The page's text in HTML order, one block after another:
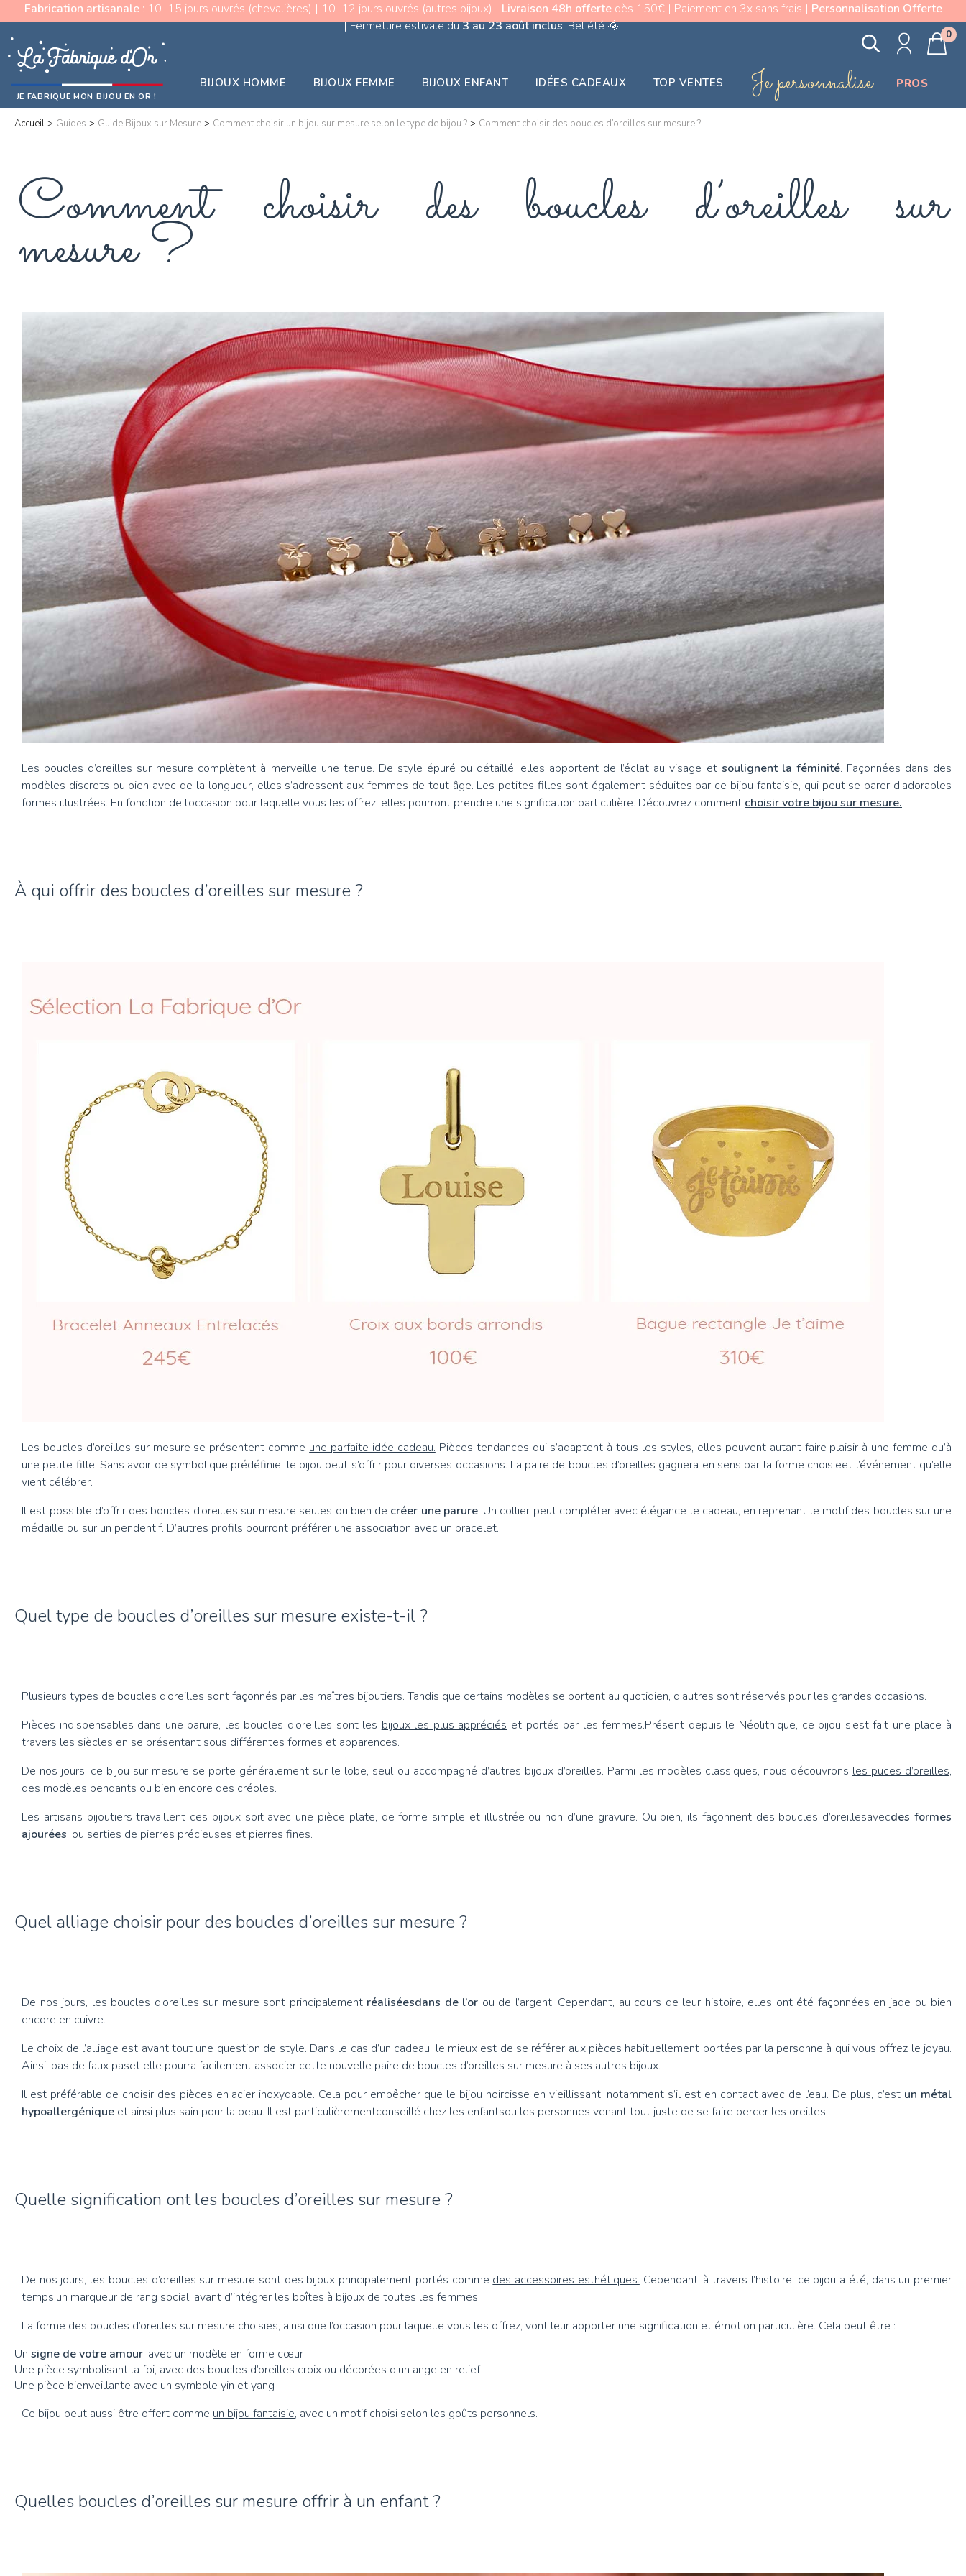
Fabrication artisanale: 10–15 jours ouvrés (chevalières) | 10–12 jours ouvrés (autres bijoux) | Livraison 48h offertedès 150€ | Paiement en 3x sans frais | Personnalisation Offerte
|Fermeture estivale du3 au 23 août inclus. Bel été🌞
JE FABRIQUE MON BIJOU EN OR !
BIJOUX HOMME BIJOUX FEMME BIJOUX ENFANT IDÉES CADEAUX TOP VENTES Je personnalise PROS
0
Accueil > Guides > Guide Bijoux sur Mesure > Comment choisir un bijou sur mesure selon le type de bijou ? > Comment choisir des boucles d’oreilles sur mesure ?
Comment choisir des boucles d’oreilles sur
mesure ?
Les boucles d’oreilles sur mesure complètent à merveille une tenue. De style épuré ou détaillé, elles apportent de l’éclat au visage et soulignent la féminité. Façonnées dans des
modèles discrets ou bien avec de la longueur, elles s’adressent aux femmes de tout âge. Les petites filles sont également séduites par ce bijou fantaisie, qui peut se parer d’adorables
formes illustrées. En fonction de l’occasion pour laquelle vous les offrez, elles pourront prendre une signification particulière. Découvrez comment choisir votre bijou sur mesure.
À qui offrir des boucles d’oreilles sur mesure ?
Les boucles d’oreilles sur mesure se présentent comme une parfaite idée cadeau. Pièces tendances qui s’adaptent à tous les styles, elles peuvent autant faire plaisir à une femme qu’à
une petite fille. Sans avoir de symbolique prédéfinie, le bijou peut s’offrir pour diverses occasions. La paire de boucles d’oreilles gagnera en sens par la forme choisieet l’événement qu’elle
vient célébrer.
Il est possible d’offrir des boucles d’oreilles sur mesure seules ou bien de créer une parure. Un collier peut compléter avec élégance le cadeau, en reprenant le motif des boucles sur une
médaille ou sur un pendentif. D’autres profils pourront préférer une association avec un bracelet.
Quel type de boucles d’oreilles sur mesure existe-t-il ?
Plusieurs types de boucles d’oreilles sont façonnés par les maîtres bijoutiers. Tandis que certains modèles se portent au quotidien, d’autres sont réservés pour les grandes occasions.
Pièces indispensables dans une parure, les boucles d’oreilles sont les bijoux les plus appréciés et portés par les femmes.Présent depuis le Néolithique, ce bijou s’est fait une place à
travers les siècles en se présentant sous différentes formes et apparences.
De nos jours, ce bijou sur mesure se porte généralement sur le lobe, seul ou accompagné d’autres bijoux d’oreilles. Parmi les modèles classiques, nous découvrons les puces d’oreilles,
des modèles pendants ou bien encore des créoles.
Les artisans bijoutiers travaillent ces bijoux soit avec une pièce plate, de forme simple et illustrée ou non d’une gravure. Ou bien, ils façonnent des boucles d’oreillesavecdes formes
ajourées, ou serties de pierres précieuses et pierres fines.
Quel alliage choisir pour des boucles d’oreilles sur mesure ?
De nos jours, les boucles d’oreilles sur mesure sont principalement réaliséesdans de l’or ou de l’argent. Cependant, au cours de leur histoire, elles ont été façonnées en jade ou bien
encore en cuivre.
Le choix de l’alliage est avant tout une question de style. Dans le cas d’un cadeau, le mieux est de se référer aux pièces habituellement portées par la personne à qui vous offrez le joyau.
Ainsi, pas de faux paset elle pourra facilement associer cette nouvelle paire de boucles d’oreilles sur mesure à ses autres bijoux.
Il est préférable de choisir des pièces en acier inoxydable. Cela pour empêcher que le bijou noircisse en vieillissant, notamment s’il est en contact avec de l’eau. De plus, c’est un métal
hypoallergénique et ainsi plus sain pour la peau. Il est particulièrementconseillé chez les enfantsou les personnes venant tout juste de se faire percer les oreilles.
Quelle signification ont les boucles d’oreilles sur mesure ?
De nos jours, les boucles d’oreilles sur mesure sont des bijoux principalement portés comme des accessoires esthétiques. Cependant, à travers l’histoire, ce bijou a été, dans un premier
temps,un marqueur de rang social, avant d’intégrer les boîtes à bijoux de toutes les femmes.
La forme des boucles d’oreilles sur mesure choisies, ainsi que l’occasion pour laquelle vous les offrez, vont leur apporter une signification et émotion particulière. Cela peut être :
Un signe de votre amour, avec un modèle en forme cœur
Une pièce symbolisant la foi, avec des boucles d’oreilles croix ou décorées d’un ange en relief
Une pièce bienveillante avec un symbole yin et yang
Ce bijou peut aussi être offert comme un bijou fantaisie, avec un motif choisi selon les goûts personnels.
Quelles boucles d’oreilles sur mesure offrir à un enfant ?